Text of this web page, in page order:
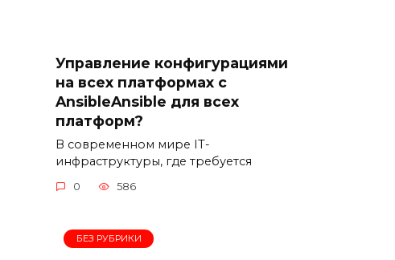
Управление конфигурациями
на всех платформах с
AnsibleAnsible для всех
платформ?
В современном мире IT-
инфраструктуры, где требуется
0 586
БЕЗ РУБРИКИ